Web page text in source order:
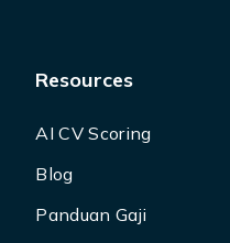
Resources
AI CV Scoring
Blog
Panduan Gaji